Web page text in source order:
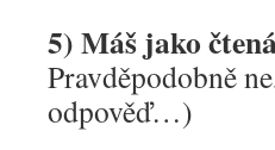
5) Máš jako
Pravděpodobně
odpověď…)